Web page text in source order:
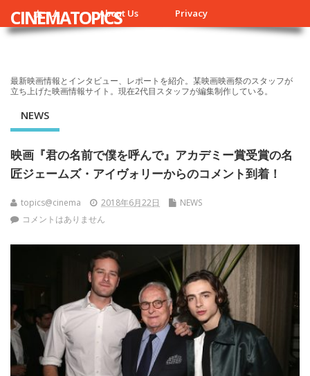
ホーム About Us Privacy
CINEMATOPICS
最新映画情報とインタビュー、レポートを紹介。某映画映画祭のスタッフが
立ち上げた映画情報サイト。現在2代目スタッフが編集制作している。
NEWS
映画『君の名前で僕を呼んで』アカデミー賞受賞の名
匠ジェームズ・アイヴォリーからのコメント到着！
topics@cinema 2018年6月22日
NEWS
コメントはありません